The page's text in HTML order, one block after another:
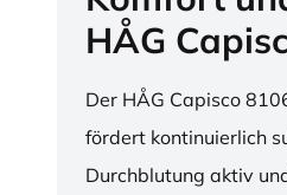
HÅG
Der HÅG Capisco
fördert kontinuierlich
Durchblutung aktiv